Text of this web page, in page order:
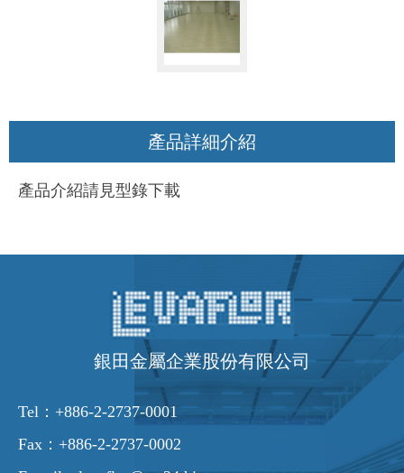
產品詳細介紹
產品介紹請見型錄下載
銀田金屬企業股份有限公司
Tel： +886-2-2737-0001
Fax：+886-2-2737-0002